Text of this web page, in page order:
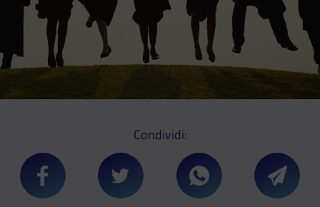
Condividi:
Condividi su FacebookCondividi su TwitterCondividi su